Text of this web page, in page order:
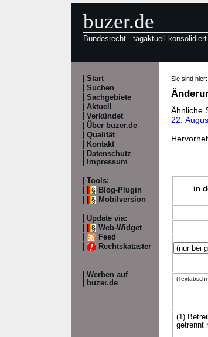
buzer.de
Bundesrecht - tagaktuell
Start
Suchen
Sachgebiete
Aktuell
Verkündet
Über buzer.de
Qualität
Kontakt
Datenschutz
Impressum
Tools:
Blog-Plugin
Mobilversion
Update via:
Web-Widget
Feed
Rechtskataster
Werben auf
buzer.de
Sie sind hier:
Ähnliche
22.
in
(1)
getrennt